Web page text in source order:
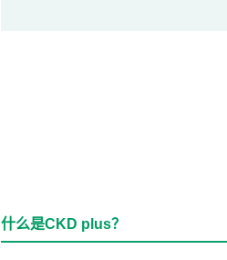
什么是CKD plus？